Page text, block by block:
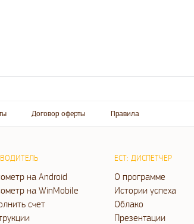
Договор оферты Правила
на Android
на WinMobile
счет
ЕСТ: ДИСПЕТЧЕР
О программе
Истории успеха
Облако
Презентации